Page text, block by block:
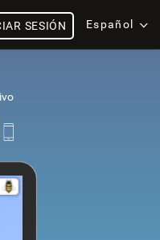
Español
SESIÓN